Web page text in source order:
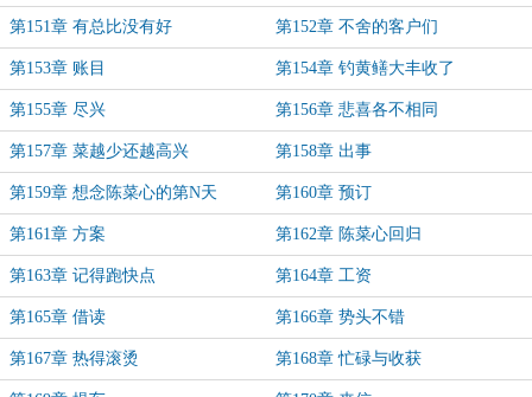
第151章 有总比没有好 第152章 不舍的客户们
第153章 账目 第154章 钓黄鳝大丰收了
第155章 尽兴 第156章 悲喜各不相同
第157章 菜越少还越高兴 第158章 出事
第159章 想念陈菜心的第N天 第160章 预订
第161章 方案 第162章 陈菜心回归
第163章 记得跑快点 第164章 工资
第165章 借读 第166章 势头不错
第167章 热得滚烫 第168章 忙碌与收获